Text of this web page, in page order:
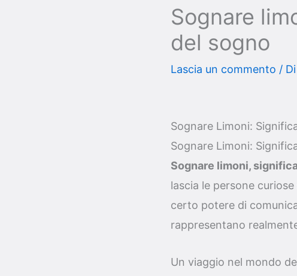
Sognare
del sogno
Lascia un commento / Di
Sognare Limoni:
Sognare Limoni:
Sognare limoni,
lascia le persone
certo potere di
rappresentano
Un viaggio nel mondo